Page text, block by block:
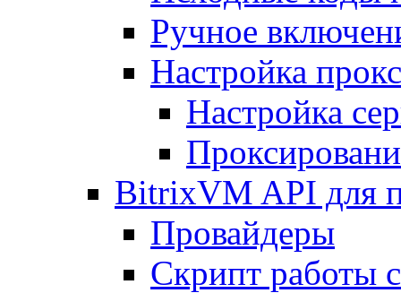
Ручное
Настройка
Настройка
BitrixVM API для
Провайдеры
Скрипт работы